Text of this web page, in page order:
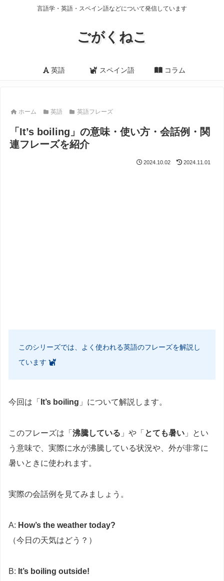
言語学・英語・スペイン語などについて発信しています
ごがくねこ
英語 スペイン語 コラム
ホーム 英語 英語フレーズ
「It’s boiling」の意味・使い方・会話例・関
連フレーズを紹介
2024.10.02 2024.11.01
このシリーズでは、よく使われる英語のフレーズを解説し
ています
今回は「 It’s boiling 」について解説します。
このフレーズは「 沸騰している 」や「 とても暑い 」とい
う意味で、実際に水が沸騰している状況や、外が非常に
暑いときに使われます。
実際の会話例を見てみましょう。
A: How’s the weather today?
（今日の天気はどう？）
B: It’s boiling outside!